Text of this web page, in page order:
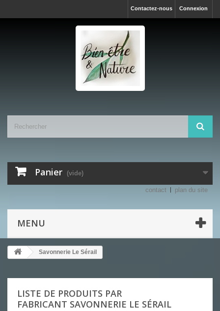
Connexion
Contactez-nous
Panier (vide)
contact plan du site
MENU
Savonnerie Le Sérail
LISTE DE PRODUITS PAR
FABRICANT SAVONNERIE LE SÉRAIL